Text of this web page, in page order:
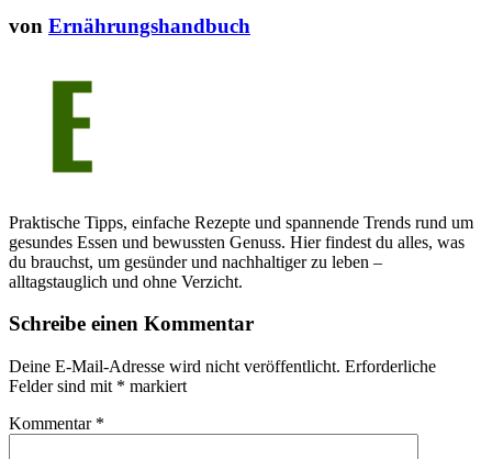
von Ernährungshandbuch
Praktische Tipps, einfache Rezepte und spannende Trends rund um
gesundes Essen und bewussten Genuss. Hier findest du alles, was
du brauchst, um gesünder und nachhaltiger zu leben –
alltagstauglich und ohne Verzicht.
Schreibe einen Kommentar
Deine E-Mail-Adresse wird nicht veröffentlicht. Erforderliche
Felder sind mit * markiert
Kommentar *